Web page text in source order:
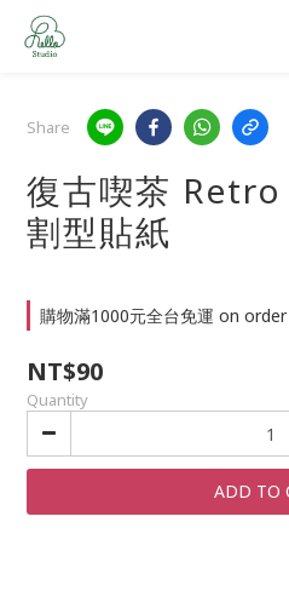
Share
復古喫茶
割型貼紙
購物滿1000元全台免運 on order
NT$90
Quantity
ADD TO